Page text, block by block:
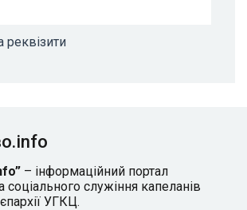
реквізити
– інформаційний портал
соціального служіння капеланів
УГКЦ.